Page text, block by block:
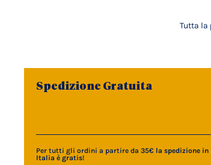
Tutta la
Spedizione Gratuita
Per tutti gli ordini a partire da 35€ la spedizione in
Italia è gratis!